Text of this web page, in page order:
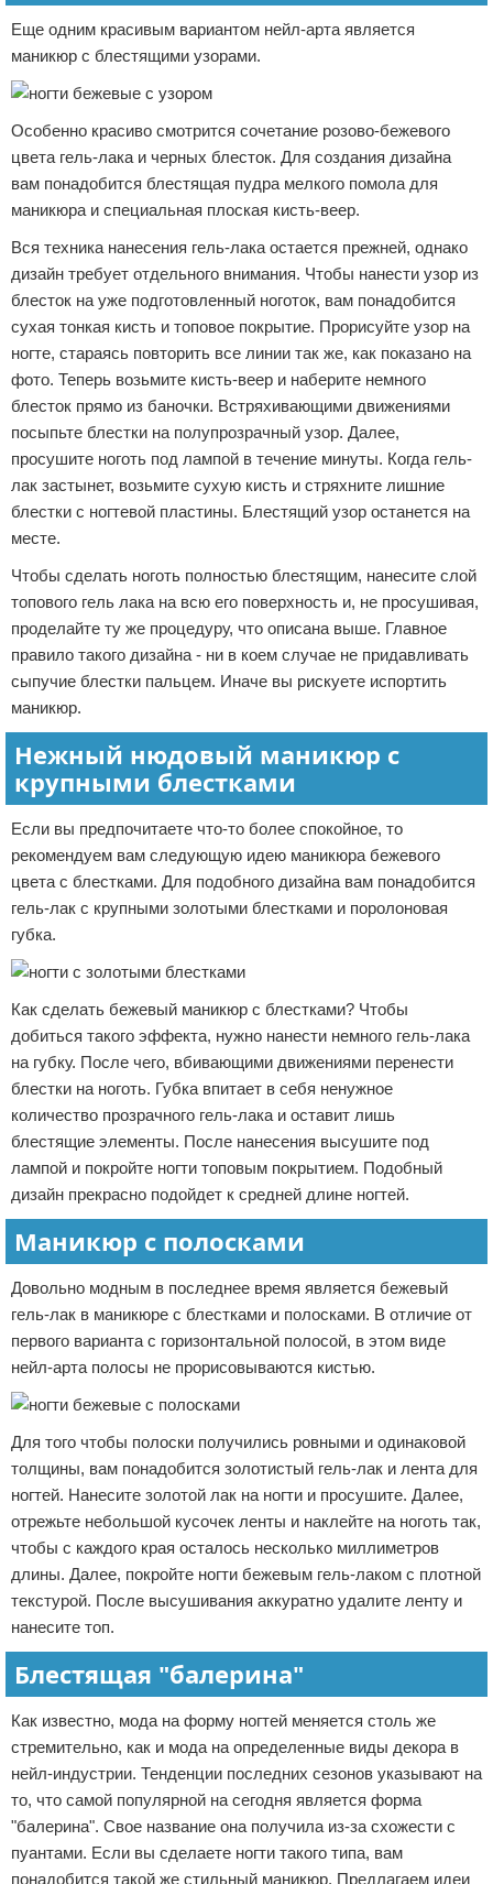
Еще одним красивым вариантом нейл-арта является
маникюр с блестящими узорами.
Особенно красиво смотрится сочетание розово-бежевого
цвета гель-лака и черных блесток. Для создания дизайна
вам понадобится блестящая пудра мелкого помола для
маникюра и специальная плоская кисть-веер.
Вся техника нанесения гель-лака остается прежней, однако
дизайн требует отдельного внимания. Чтобы нанести узор из
блесток на уже подготовленный ноготок, вам понадобится
сухая тонкая кисть и топовое покрытие. Прорисуйте узор на
ногте, стараясь повторить все линии так же, как показано на
фото. Теперь возьмите кисть-веер и наберите немного
блесток прямо из баночки. Встряхивающими движениями
посыпьте блестки на полупрозрачный узор. Далее,
просушите ноготь под лампой в течение минуты. Когда гель-
лак застынет, возьмите сухую кисть и стряхните лишние
блестки с ногтевой пластины. Блестящий узор останется на
месте.
Чтобы сделать ноготь полностью блестящим, нанесите слой
топового гель лака на всю его поверхность и, не просушивая,
проделайте ту же процедуру, что описана выше. Главное
правило такого дизайна - ни в коем случае не придавливать
сыпучие блестки пальцем. Иначе вы рискуете испортить
маникюр.
Нежный нюдовый маникюр с
крупными блестками
Если вы предпочитаете что-то более спокойное, то
рекомендуем вам следующую идею маникюра бежевого
цвета с блестками. Для подобного дизайна вам понадобится
гель-лак с крупными золотыми блестками и поролоновая
губка.
Как сделать бежевый маникюр с блестками? Чтобы
добиться такого эффекта, нужно нанести немного гель-лака
на губку. После чего, вбивающими движениями перенести
блестки на ноготь. Губка впитает в себя ненужное
количество прозрачного гель-лака и оставит лишь
блестящие элементы. После нанесения высушите под
лампой и покройте ногти топовым покрытием. Подобный
дизайн прекрасно подойдет к средней длине ногтей.
Маникюр с полосками
Довольно модным в последнее время является бежевый
гель-лак в маникюре с блестками и полосками. В отличие от
первого варианта с горизонтальной полосой, в этом виде
нейл-арта полосы не прорисовываются кистью.
Для того чтобы полоски получились ровными и одинаковой
толщины, вам понадобится золотистый гель-лак и лента для
ногтей. Нанесите золотой лак на ногти и просушите. Далее,
отрежьте небольшой кусочек ленты и наклейте на ноготь так,
чтобы с каждого края осталось несколько миллиметров
длины. Далее, покройте ногти бежевым гель-лаком с плотной
текстурой. После высушивания аккуратно удалите ленту и
нанесите топ.
Блестящая "балерина"
Как известно, мода на форму ногтей меняется столь же
стремительно, как и мода на определенные виды декора в
нейл-индустрии. Тенденции последних сезонов указывают на
то, что самой популярной на сегодня является форма
"балерина". Свое название она получила из-за схожести с
пуантами. Если вы сделаете ногти такого типа, вам
понадобится такой же стильный маникюр. Предлагаем идеи